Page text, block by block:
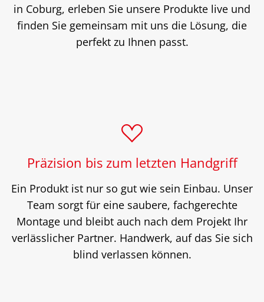
in Coburg, erleben Sie unsere Produkte live und
finden Sie gemeinsam mit uns die Lösung, die
perfekt zu Ihnen passt.
Präzision bis zum letzten Handgriff
Ein Produkt ist nur so gut wie sein Einbau. Unser
Team sorgt für eine saubere, fachgerechte
Montage und bleibt auch nach dem Projekt Ihr
verlässlicher Partner. Handwerk, auf das Sie sich
blind verlassen können.